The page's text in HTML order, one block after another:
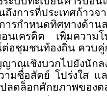
การที่ประเทศก้าวจ
ารกำหนดทิศทางด้า
นเครดิต เพิ่มความ
อชุมชนท้องถิ่น ควบ
ณเชิงบวกไปยังนักล
ามซื่อสัตย์ โปร่งใส
ลดล็อกศักยภาพของต